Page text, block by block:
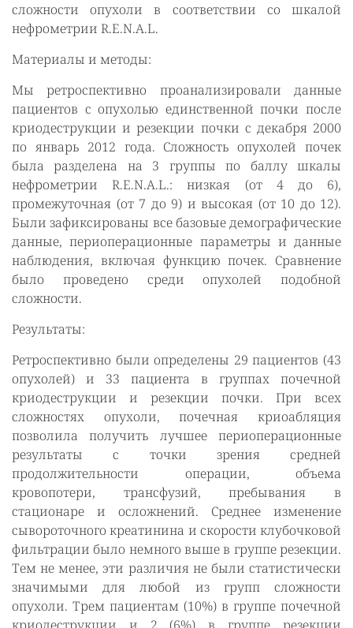
сложности опухоли в соответствии со шкалой
нефрометрии R.E.N.A.L.
Материалы и методы:
Мы ретроспективно проанализировали данные
пациентов с опухолью единственной почки после
криодеструкции и резекции почки с декабря 2000
по январь 2012 года. Сложность опухолей почек
была разделена на 3 группы по баллу шкалы
нефрометрии R.E.N.A.L.: низкая (от 4 до 6),
промежуточная (от 7 до 9) и высокая (от 10 до 12).
Были зафиксированы все базовые демографические
данные, периоперационные параметры и данные
наблюдения, включая функцию почек. Сравнение
было проведено среди опухолей подобной
сложности.
Результаты:
Ретроспективно были определены 29 пациентов (43
опухолей) и 33 пациента в группах почечной
криодеструкции и резекции почки. При всех
сложностях опухоли, почечная криоабляция
позволила получить лучшее периоперационные
результаты с точки зрения средней
продолжительности операции, объема
кровопотери, трансфузий, пребывания в
стационаре и осложнений. Среднее изменение
сывороточного креатинина и скорости клубочковой
фильтрации было немного выше в группе резекции.
Тем не менее, эти различия не были статистически
значимыми для любой из групп сложности
опухоли. Трем пациентам (10%) в группе почечной